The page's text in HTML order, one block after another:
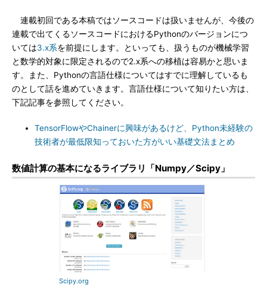
連載初回である本稿ではソースコードは扱いませんが、今後の
連載で出てくるソースコードにおけるPythonのバージョンにつ
いては3.x系を前提にします。といっても、扱うものが機械学習
と数学的対象に限定されるので2.x系への移植は容易かと思いま
す。また、Pythonの言語仕様についてはすでに理解しているも
のとして話を進めていきます。言語仕様について知りたい方は、
下記記事を参照してください。
TensorFlowやChainerに興味があるけど、Python未経験の
技術者が最低限知っておいた方がいい基礎文法まとめ
数値計算の基本になるライブラリ「Numpy／Scipy」
Scipy.org